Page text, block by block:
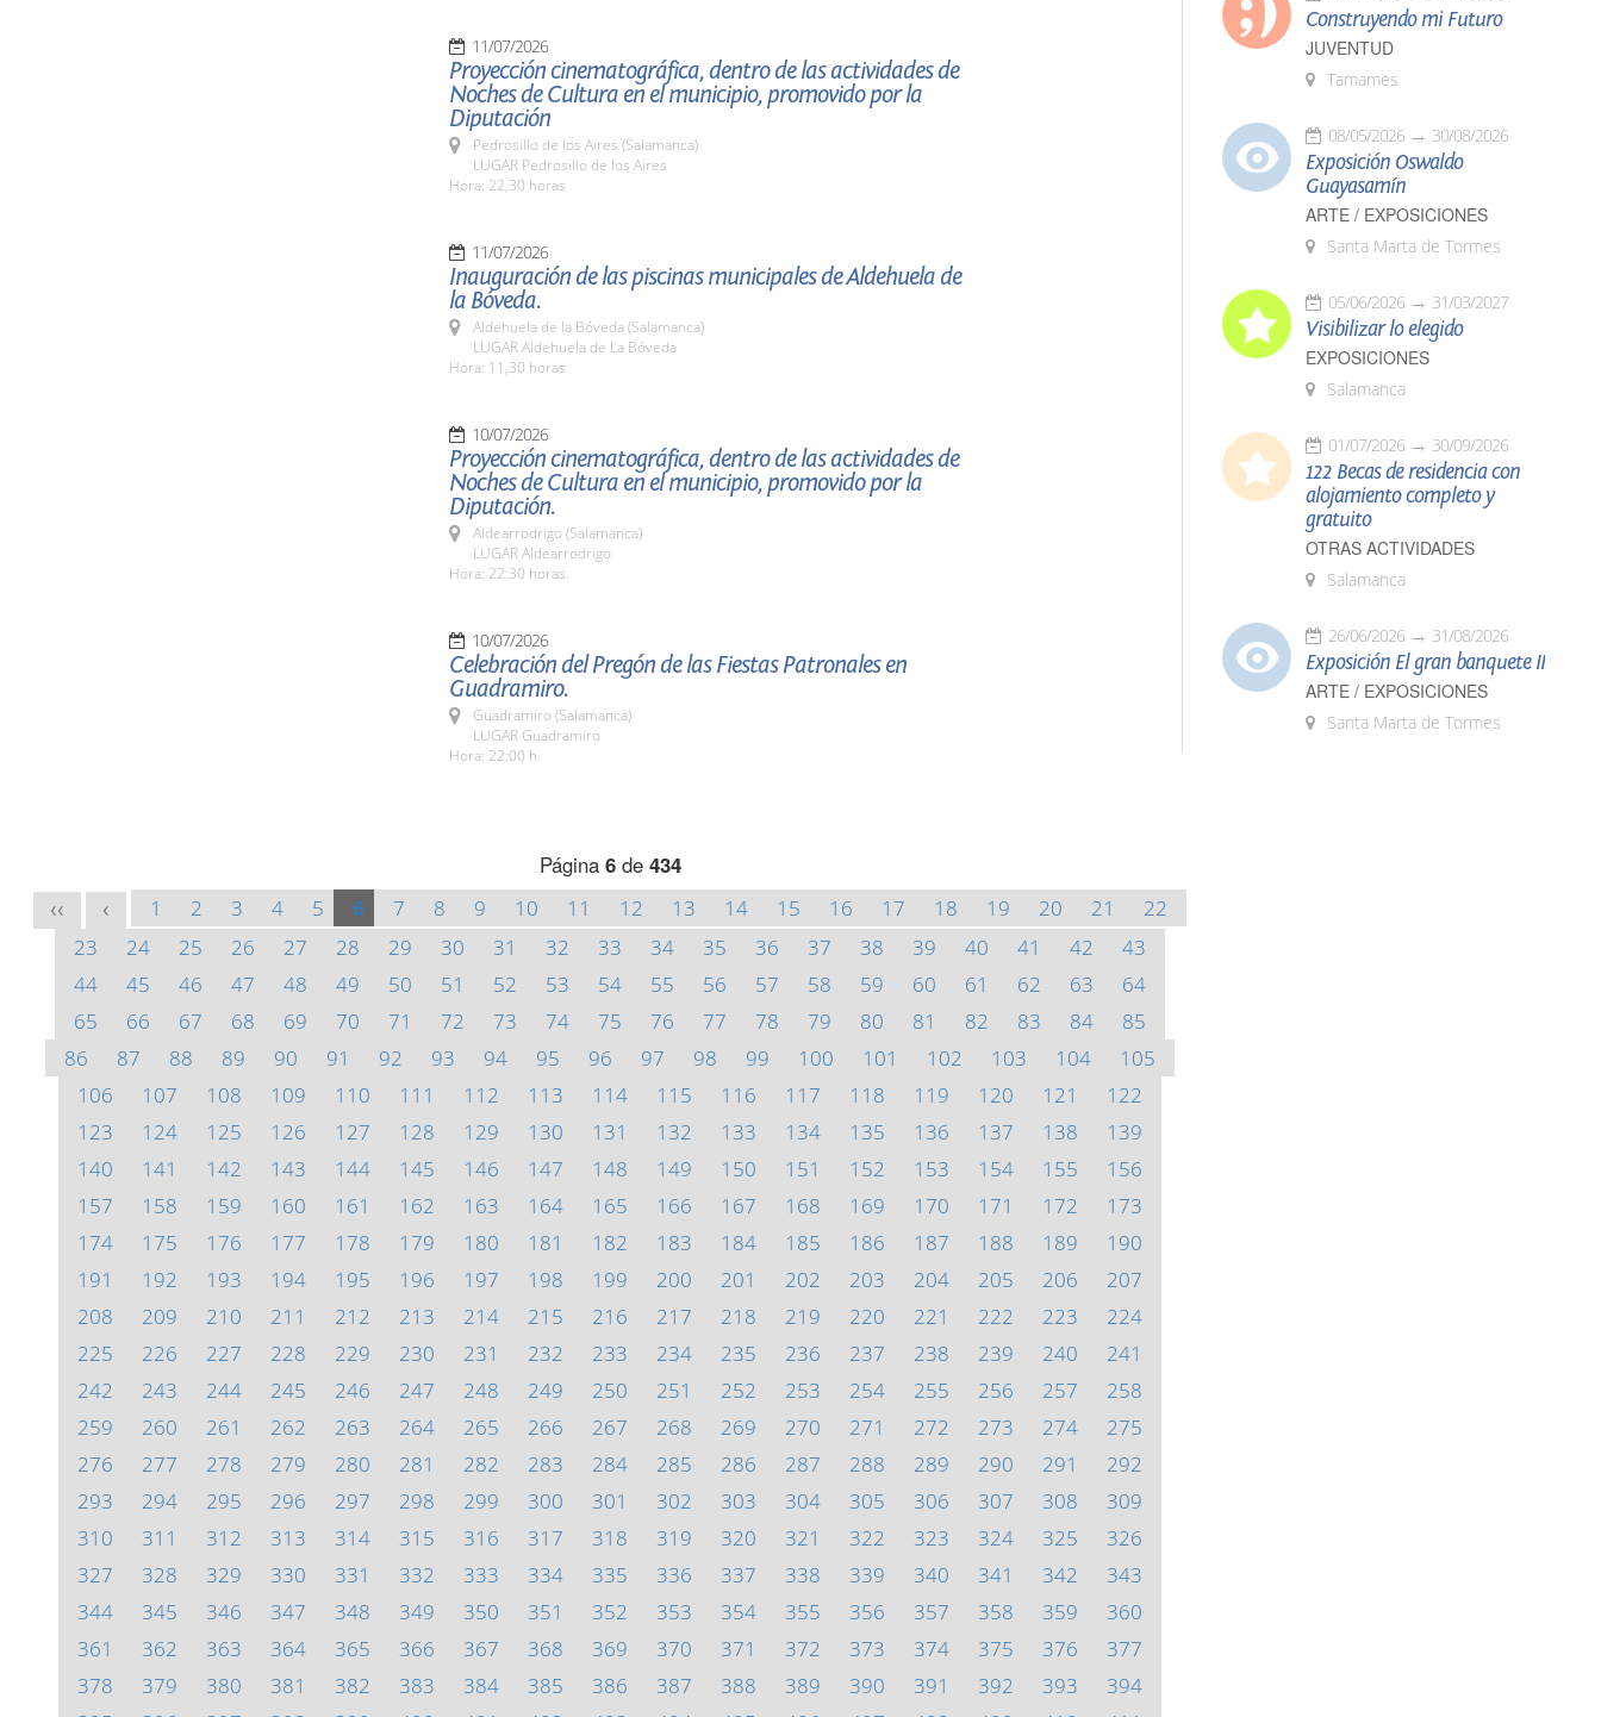
11/07/2026
Proyección cinematográfica, dentro de las actividades de
Noches de Cultura en el municipio, promovido por la
Diputación
Pedrosillo de los Aires (Salamanca)
LUGAR Pedrosillo de los Aires
Hora: 22,30 horas
11/07/2026
Inauguración de las piscinas municipales de Aldehuela de
la Bóveda.
Aldehuela de la Bóveda (Salamanca)
LUGAR Aldehuela de La Bóveda
Hora: 11,30 horas
10/07/2026
Proyección cinematográfica, dentro de las actividades de
Noches de Cultura en el municipio, promovido por la
Diputación.
Aldearrodrigo (Salamanca)
LUGAR Aldearrodrigo
Hora: 22:30 horas.
10/07/2026
Celebración del Pregón de las Fiestas Patronales en
Guadramiro.
Guadramiro (Salamanca)
LUGAR Guadramiro
Hora: 22:00 h.
Página 6de 434
<< < 1 2 3 4 5 6 7 8 9 10 11 12 13 14 15 16 17 18 19 20 21
22
23
24 25 26 27 28 29 30 31 32 33 34 35 36 37 38 39 40 41 42
43
44
45 46 47 48 49 50 51 52 53 54 55 56 57 58 59 60 61 62 63
64
65
66 67 68 69 70 71 72 73 74 75 76 77 78 79 80 81 82 83 84
85
86
87 88 89 90 91 92 93 94 95 96 97 98 99 100 101 102 103 104
105
106
107 108 109 110 111 112 113 114 115 116 117 118 119 120 121
122
123
124 125 126 127 128 129 130 131 132 133 134 135 136 137 138
139
140
141 142 143 144 145 146 147 148 149 150 151 152 153 154 155
156
157
158 159 160 161 162 163 164 165 166 167 168 169 170 171 172
173
174
175 176 177 178 179 180 181 182 183 184 185 186 187 188 189
190
191
192 193 194 195 196 197 198 199 200 201 202 203 204 205 206
207
208
209 210 211 212 213 214 215 216 217 218 219 220 221 222 223
224
225
226 227 228 229 230 231 232 233 234 235 236 237 238 239 240
241
242
243 244 245 246 247 248 249 250 251 252 253 254 255 256 257
258
259
260 261 262 263 264 265 266 267 268 269 270 271 272 273 274
275
276
277 278 279 280 281 282 283 284 285 286 287 288 289 290 291
292
293
294 295 296 297 298 299 300 301 302 303 304 305 306 307 308
309
310
311 312 313 314 315 316 317 318 319 320 321 322 323 324 325
326
327
328 329 330 331 332 333 334 335 336 337 338 339 340 341 342
343
344
345 346 347 348 349 350 351 352 353 354 355 356 357 358 359
360
361
362 363 364 365 366 367 368 369 370 371 372 373 374 375 376
377
378
379 380 381 382 383 384 385 386 387 388 389 390 391 392 393
394
Construyendo mi Futuro
JUVENTUD
Tamames
08/05/2026 30/08/2026
Exposición Oswaldo
Guayasamín
ARTE / EXPOSICIONES
Santa Marta de Tormes
05/06/2026 31/03/2027
Visibilizar lo elegido
EXPOSICIONES
Salamanca
01/07/2026 30/09/2026
122 Becas de residencia con
alojamiento completo y
gratuito
OTRAS ACTIVIDADES
Salamanca
26/06/2026 31/08/2026
Exposición El gran banquete II
ARTE / EXPOSICIONES
Santa Marta de Tormes